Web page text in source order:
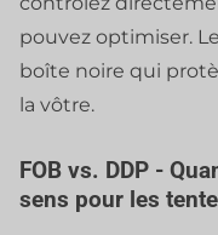
pouvez optimiser.
boîte noire qui
la vôtre.
FOB vs. DDP -
sens pour les